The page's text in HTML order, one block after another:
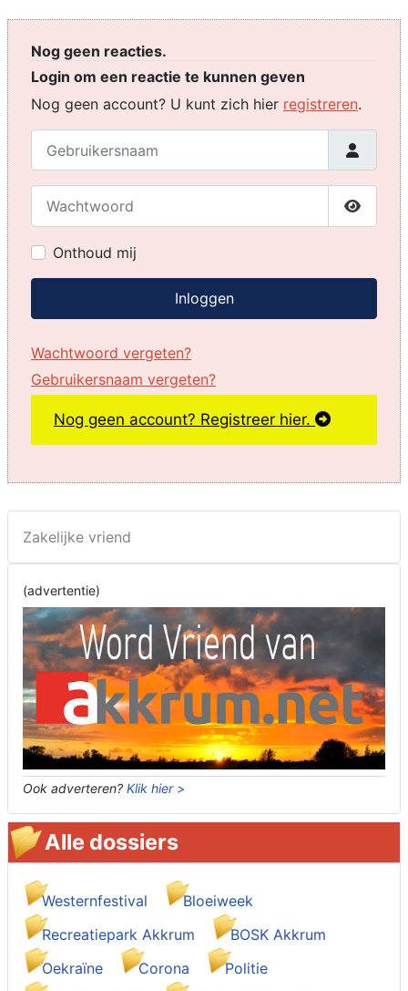
Nog geen reacties.
Login om een reactie te kunnen geven
Nog geen account? U kunt zich hier registreren.
Toon
Onthoud mij
Inloggen
Wachtwoord vergeten?
Gebruikersnaam vergeten?
Nog geen account? Registreer hier.
Zakelijke vriend
(advertentie)
Ook adverteren? Klik hier >
Alle dossiers
Westernfestival
Bloeiweek
Recreatiepark Akkrum
BOSK Akkrum
Oekraïne
Corona
Politie